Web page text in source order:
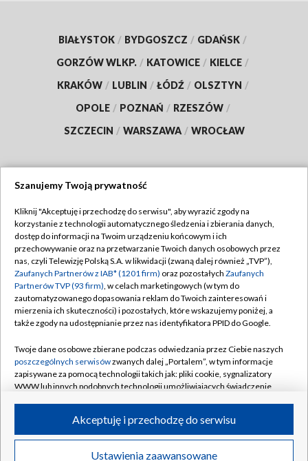
BIAŁYSTOK / BYDGOSZCZ / GDAŃSK /
GORZÓW WLKP. / KATOWICE / KIELCE /
KRAKÓW / LUBLIN / ŁÓDŹ / OLSZTYN /
OPOLE / POZNAŃ / RZESZÓW /
SZCZECIN / WARSZAWA / WROCŁAW
TVP
Abonament TVP
Emisja w TVP
Centrum informacji TVP
Naziemna Telewizja Cyfrowa
Rada Programowa
System NOS
Informacje o nadawcy
Program dla prasy
Regulamin TVP
Polityka prywatności
Moje zgody
Pomoc
Kontakt
Kanały
©2026 Telewizja Polska S.A. w likwidacji
Szanujemy Twoją prywatność
Kliknij "Akceptuję i przechodzę do serwisu", aby wyrazić zgody na
korzystanie z technologii automatycznego śledzenia i zbierania danych,
dostęp do informacji na Twoim urządzeniu końcowym i ich
przechowywanie oraz na przetwarzanie Twoich danych osobowych przez
nas, czyli Telewizję Polską S.A. w likwidacji (zwaną dalej również „TVP”),
Zaufanych Partnerów z IAB* (1201 firm) oraz pozostałych Zaufanych
Partnerów TVP (93 firm), w celach marketingowych (w tym do
zautomatyzowanego dopasowania reklam do Twoich zainteresowań i
mierzenia ich skuteczności) i pozostałych, które wskazujemy poniżej, a
także zgody na udostępnianie przez nas identyfikatora PPID do Google.
Twoje dane osobowe zbierane podczas odwiedzania przez Ciebie naszych
poszczególnych serwisówzwanych dalej „Portalem”, w tym informacje
zapisywane za pomocą technologii takich jak: pliki cookie, sygnalizatory
WWW lub innych podobnych technologii umożliwiających świadczenie
ruchu w Internecie.
Twoje dane osobowe zbierane podczas odwiedzania przez Ciebie
Ustawienia zaawansowane
Akceptuję i przechodzę do serwisu